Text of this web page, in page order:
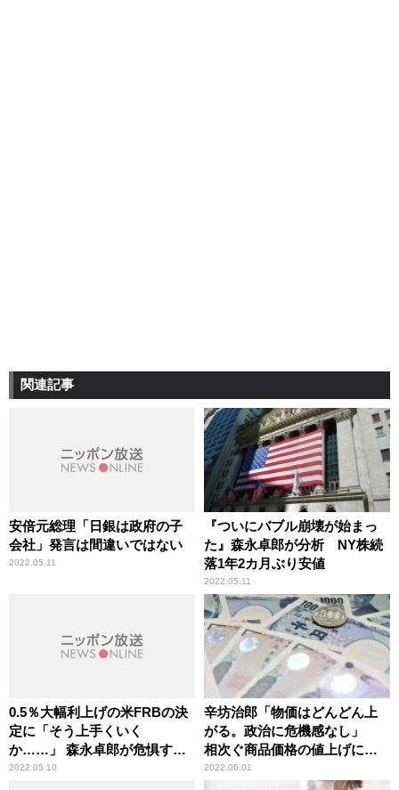
関連記事
安倍元総理「日銀は政府の子
会社」発言は間違いではない
2022.05.11
『ついにバブル崩壊が始まっ
た』森永卓郎が分析 NY株続
落1年2カ月ぶり安値
2022.05.11
0.5％大幅利上げの米FRBの決
定に「そう上手くいく
か……」 森永卓郎が危惧する
『バブル崩壊』
2022.05.10
辛坊治郎「物価はどんどん上
がる。政治に危機感なし」
相次ぐ商品価格の値上げに苦
言
2022.06.01